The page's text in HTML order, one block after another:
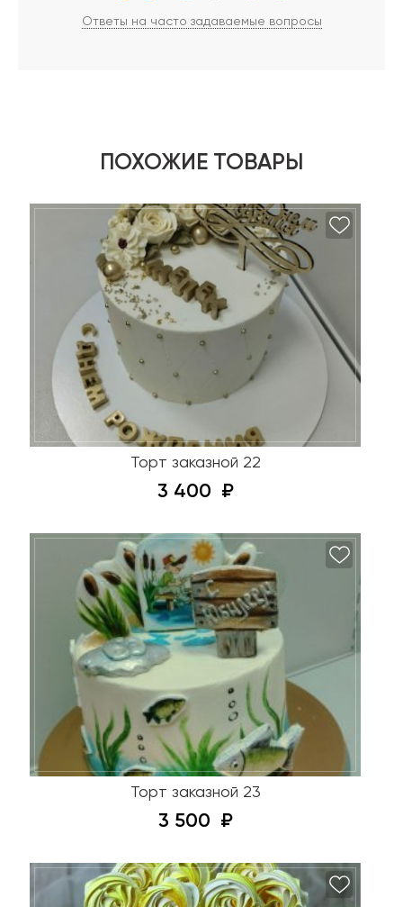
Ответы на часто задаваемые вопросы
ПОХОЖИЕ ТОВАРЫ
Торт заказной 22
3 400
Торт заказной 23
3 500